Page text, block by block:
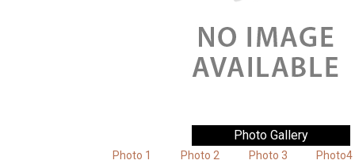
Photo Gallery
Photo 1 Photo 2 Photo 3 Photo4